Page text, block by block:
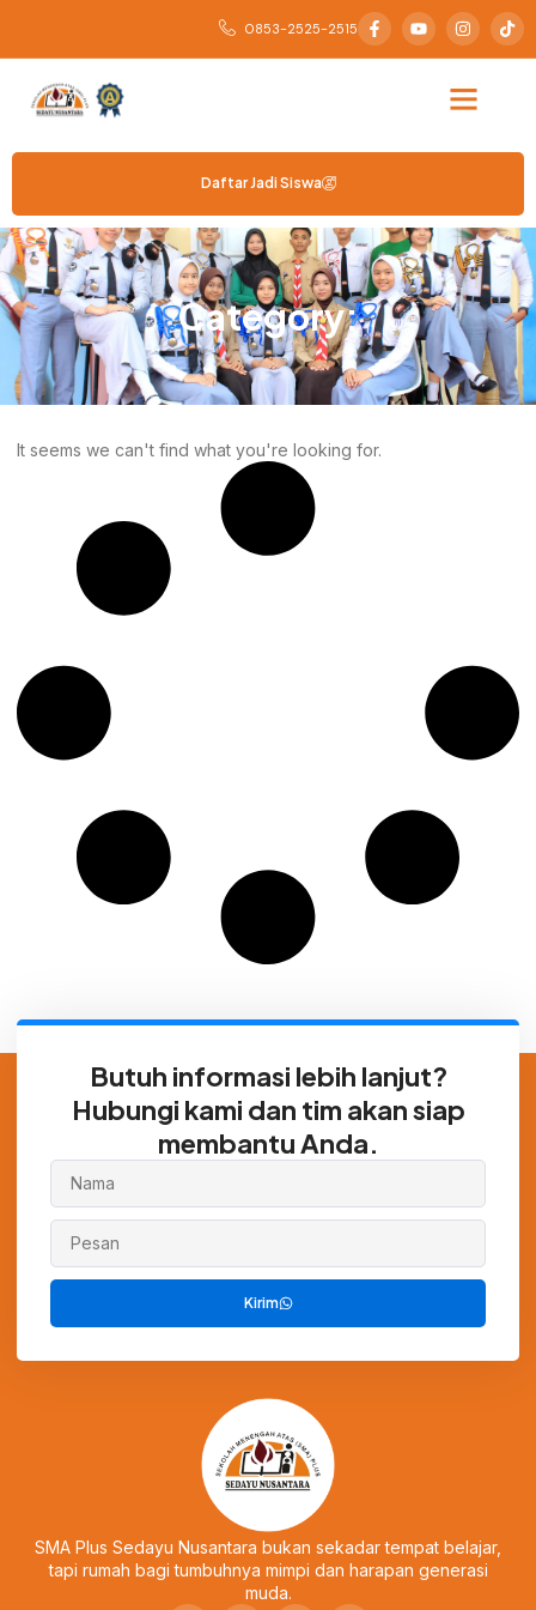
0853-2525-2515
Daftar Jadi Siswa
Category:
It seems we can't find what you're looking for.
Butuh informasi lebih lanjut?
Hubungi kami dan tim akan siap
membantu Anda.
Kirim
SMA Plus Sedayu Nusantara bukan sekadar tempat belajar,
tapi rumah bagi tumbuhnya mimpi dan harapan generasi
muda.